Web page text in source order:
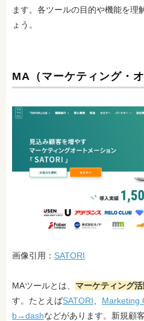
ます。各ツールの目的や機能を理
ょう。
MA（マーケティング・
画像引用： SATORI
MAツールとは、 マーケティング
す。たとえばSATORI Marketing
b→dashなどがあります。新規顧